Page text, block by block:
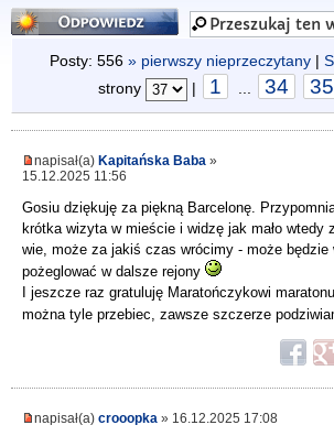
Odpowiedz
Posty: 556 » pierwszy nieprzeczytany |
strony
| 1 34 35
napisał(a) Kapitańska Baba »
15.12.2025 11:56
Gosiu dziękuję za piękną Barcelonę.
krótka wizyta w mieście i widzę jak mało wtedy
wie, może za jakiś czas wrócimy - może
pożeglować w dalsze rejony
I jeszcze raz gratuluję Maratończykowi
można tyle przebiec, zawsze szczerze
napisał(a) crooopka » 16.12.2025 17:08